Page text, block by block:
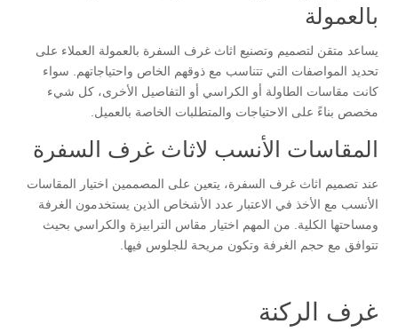
بالعمولة
يساعد متقن لتصميم وتصنيع اثاث غرف السفرة بالعمولة العملاء على
تحديد المواصفات التي تتناسب مع ذوقهم الخاص واحتياجاتهم. سواء
كانت مقاسات الطاولة أو الكراسي أو التفاصيل الأخرى، كل شيء
مخصص بناءً على الاحتياجات والمتطلبات الخاصة بالعميل.
المقاسات الأنسب لاثاث غرف السفرة
عند تصميم اثاث غرف السفرة، يتعين على المصممين اختيار المقاسات
الأنسب مع الأخذ في الاعتبار عدد الأشخاص الذين يستخدمون الغرفة
ومساحتها الكلية. من المهم اختيار مقاس الترابيزة والكراسي بحيث
تتوافق مع حجم الغرفة وتكون مريحة للجلوس فيها.
غرف الركنة